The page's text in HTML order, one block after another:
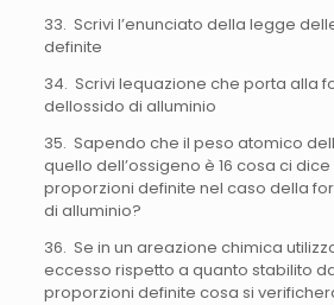
33. Scrivi l’enunciato della legge
definite
34. Scrivi lequazione che porta alla
dellossido di alluminio
35. Sapendo che il peso atomico
quello dell’ossigeno è 16 cosa ci
proporzioni definite nel caso della
di alluminio?
36. Se in un areazione chimica
eccesso rispetto a quanto stabilito
proporzioni definite cosa si